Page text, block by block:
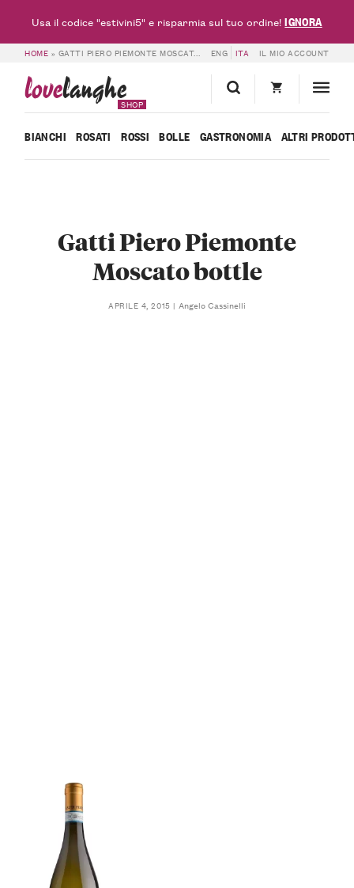
HOME » GATTI PIERO PIEMONTE MOSCATO BOTTLE ENG ITA IL MIO ACCOUNT
lovelanghe
SHOP
BIANCHI ROSATI ROSSI BOLLE GASTRONOMIA ALTRI
Gatti Piero Piemonte
Moscato bottle
APRILE 4, 2015 Angelo Cassinelli
Usa il codice "estivini5" e risparmia sul tuo ordine!IGNORA